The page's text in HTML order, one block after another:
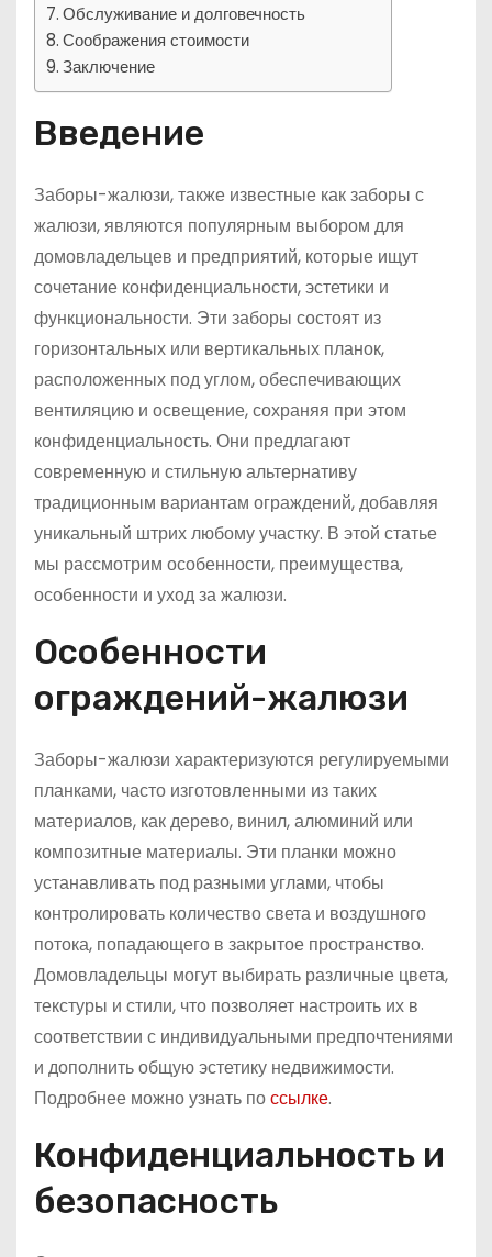
Обслуживание и долговечность
Соображения стоимости
Заключение
Введение
Заборы-жалюзи, также известные как заборы с
жалюзи, являются популярным выбором для
домовладельцев и предприятий, которые ищут
сочетание конфиденциальности, эстетики и
функциональности. Эти заборы состоят из
горизонтальных или вертикальных планок,
расположенных под углом, обеспечивающих
вентиляцию и освещение, сохраняя при этом
конфиденциальность. Они предлагают
современную и стильную альтернативу
традиционным вариантам ограждений, добавляя
уникальный штрих любому участку. В этой статье
мы рассмотрим особенности, преимущества,
особенности и уход за жалюзи.
Особенности
ограждений-жалюзи
Заборы-жалюзи характеризуются регулируемыми
планками, часто изготовленными из таких
материалов, как дерево, винил, алюминий или
композитные материалы. Эти планки можно
устанавливать под разными углами, чтобы
контролировать количество света и воздушного
потока, попадающего в закрытое пространство.
Домовладельцы могут выбирать различные цвета,
текстуры и стили, что позволяет настроить их в
соответствии с индивидуальными предпочтениями
и дополнить общую эстетику недвижимости.
Подробнее можно узнать поссылке.
Конфиденциальность и
безопасность